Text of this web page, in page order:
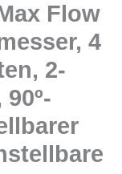
Flow
4
2-